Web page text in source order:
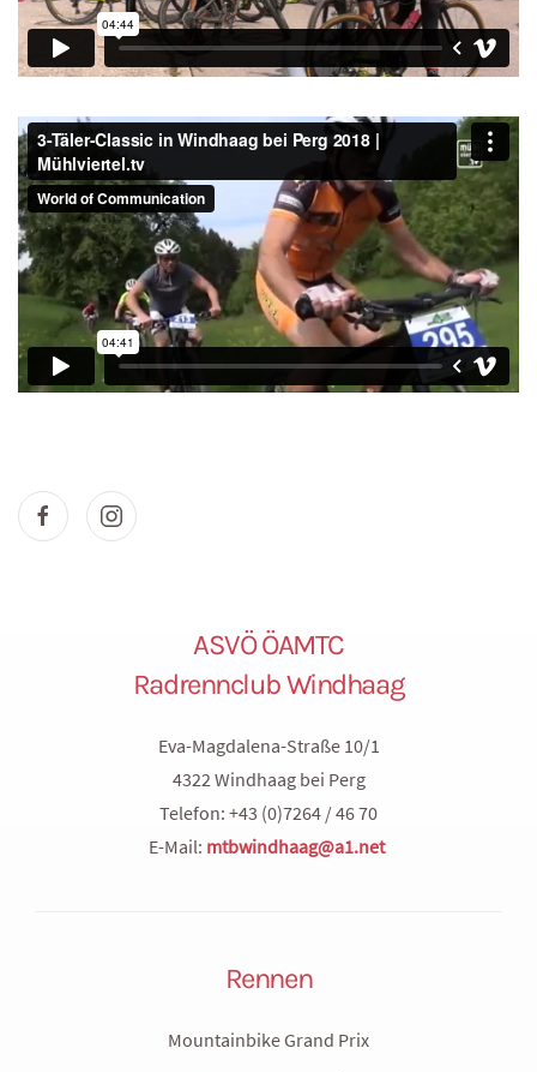
ASVÖ ÖAMTC
Radrennclub Windhaag
Eva-Magdalena-Straße 10/1
4322 Windhaag bei Perg
Telefon: +43 (0)7264 / 46 70
E-Mail: mtbwindhaag@a1.net
Rennen
Mountainbike Grand Prix